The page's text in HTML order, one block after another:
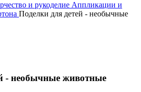
и рукоделие Аппликации и
Поделки для детей - необычные
- необычные животные